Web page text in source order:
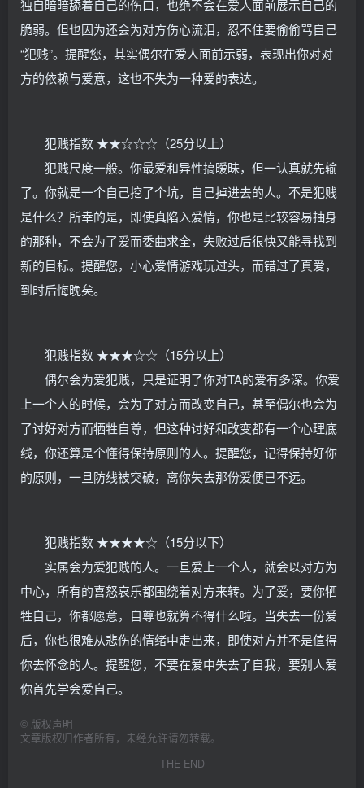
独自暗暗舔着自己的伤口，也绝不会在爱人面前展示自己的
脆弱。但也因为还会为对方伤心流泪，忍不住要偷偷骂自己
“犯贱”。提醒您，其实偶尔在爱人面前示弱，表现出你对对
方的依赖与爱意，这也不失为一种爱的表达。
犯贱指数 ★★☆☆☆（25分以上）
犯贱尺度一般。你最爱和异性搞暧昧，但一认真就先输
了。你就是一个自己挖了个坑，自己掉进去的人。不是犯贱
是什么？所幸的是，即使真陷入爱情，你也是比较容易抽身
的那种，不会为了爱而委曲求全，失败过后很快又能寻找到
新的目标。提醒您，小心爱情游戏玩过头，而错过了真爱，
到时后悔晚矣。
犯贱指数 ★★★☆☆（15分以上）
偶尔会为爱犯贱，只是证明了你对TA的爱有多深。你爱
上一个人的时候，会为了对方而改变自己，甚至偶尔也会为
了讨好对方而牺牲自尊，但这种讨好和改变都有一个心理底
线，你还算是个懂得保持原则的人。提醒您，记得保持好你
的原则，一旦防线被突破，离你失去那份爱便已不远。
犯贱指数 ★★★★☆（15分以下）
实属会为爱犯贱的人。一旦爱上一个人，就会以对方为
中心，所有的喜怒哀乐都围绕着对方来转。为了爱，要你牺
牲自己，你都愿意，自尊也就算不得什么啦。当失去一份爱
后，你也很难从悲伤的情绪中走出来，即使对方并不是值得
你去怀念的人。提醒您，不要在爱中失去了自我，要别人爱
你首先学会爱自己。
© 版权声明
文章版权归作者所有，未经允许请勿转载。
THE END